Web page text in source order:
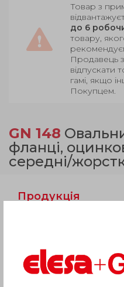
Товар з
до 6
товару,
Продавець
відпускати
гамі, якщо
Покупцем.
GN 148
фланці,
середні/
Продукція